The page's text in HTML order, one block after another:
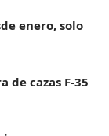
enero, solo
de cazas F-35